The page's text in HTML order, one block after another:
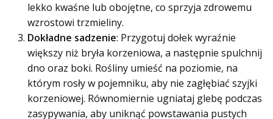
lekko kwaśne lub obojętne, co sprzyja zdrowemu
wzrostowi trzmieliny.
Dokładne sadzenie: Przygotuj dołek wyraźnie
większy niż bryła korzeniowa, a następnie spulchnij
dno oraz boki. Rośliny umieść na poziomie, na
którym rosły w pojemniku, aby nie zagłębiać szyjki
korzeniowej. Równomiernie ugniataj glebę podczas
zasypywania, aby uniknąć powstawania pustych